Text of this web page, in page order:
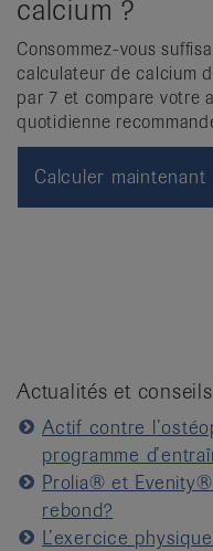
calcium ?
Consommez-vous
calculateur de calcium
par 7 et compare votre
quotidienne
Calculer maintenant
Actualités et
Actif contre
programme
Prolia® et
rebond?
L’exercice